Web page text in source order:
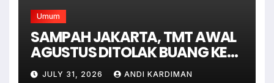
Umum
SAMPAH JAKARTA, TMT AWAL
AGUSTUS DITOLAK BUANG KE
BANTAR GEBANG
JULY 31, 2026 ANDI KARDIMAN